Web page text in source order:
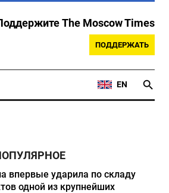
The Moscow Times
ПОДДЕРЖАТЬ
EN
впервые ударила по складу
одной из крупнейших